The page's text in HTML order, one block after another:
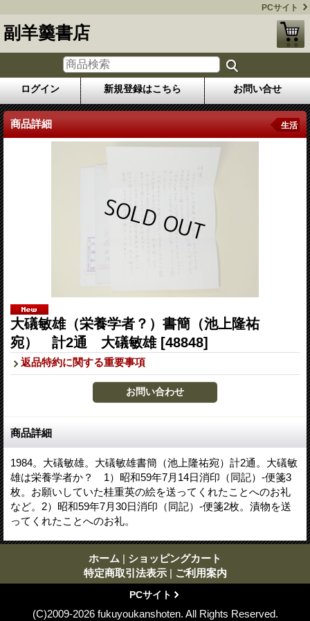
PCサイト
副羊羹書店
ログイン 新規登録はこちら お問い合せ
商品詳細 生活
大礒敏雄（栄養学者？）書簡（池上隆祐
宛） 計2通 大礒敏雄 [48848]
返品特約に関する重要事項
商品詳細
1984。大礒敏雄。大礒敏雄書簡（池上隆祐宛）計2通。大礒敏
雄は栄養学者か？ 1）昭和59年7月14日消印（同記）-便箋3
枚。お願いしていた桂重英の絵を送ってくれたことへのお礼
など。2）昭和59年7月30日消印（同記）-便箋2枚。漬物を送
ってくれたことへのお礼。
ホーム | ショッピングカート
特定商取引法表示 | ご利用案内
PCサイト
(C)2009-2026 fukuyoukanshoten. All Rights Reserved.